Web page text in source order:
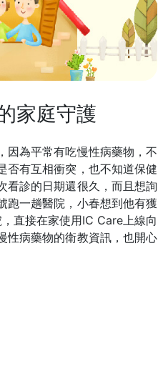
家庭守護
因為平常有吃慢性病藥物，不
否有互相衝突，也不知道保健
看診的日期還很久，而且想詢
跑一趟醫院，小春想到他有獲
直接在家使用IC Care上線向
性病藥物的衛教資訊，也開心